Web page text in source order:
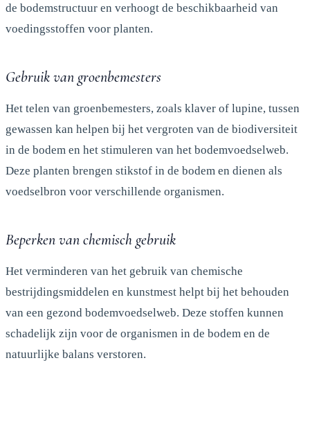
de bodemstructuur en verhoogt de beschikbaarheid van
voedingsstoffen voor planten.
Gebruik van groenbemesters
Het telen van groenbemesters, zoals klaver of lupine, tussen
gewassen kan helpen bij het vergroten van de biodiversiteit
in de bodem en het stimuleren van het bodemvoedselweb.
Deze planten brengen stikstof in de bodem en dienen als
voedselbron voor verschillende organismen.
Beperken van chemisch gebruik
Het verminderen van het gebruik van chemische
bestrijdingsmiddelen en kunstmest helpt bij het behouden
van een gezond bodemvoedselweb. Deze stoffen kunnen
schadelijk zijn voor de organismen in de bodem en de
natuurlijke balans verstoren.